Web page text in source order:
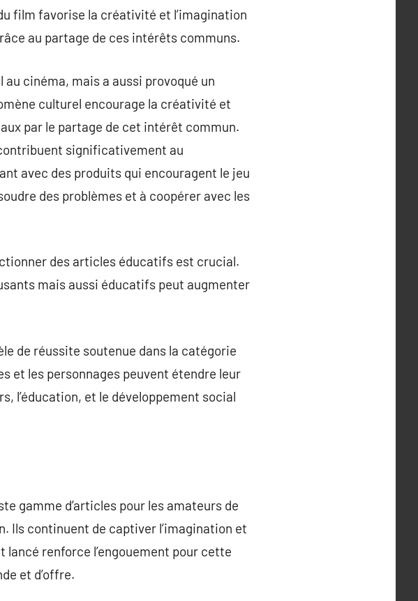
film favorise la créativité et l’imagination
au partage de ces intérêts communs.
cinéma, mais a aussi provoqué un
culturel encourage la créativité et
par le partage de cet intérêt commun.
significativement au
avec des produits qui encouragent le jeu
des problèmes et à coopérer avec les
des articles éducatifs est crucial.
mais aussi éducatifs peut augmenter
de réussite soutenue dans la catégorie
et les personnages peuvent étendre leur
l’éducation, et le développement social
gamme d’articles pour les amateurs de
Ils continuent de captiver l’imagination et
lancé renforce l’engouement pour cette
et d’offre.